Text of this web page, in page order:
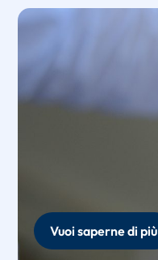
Vuoi saperne di più